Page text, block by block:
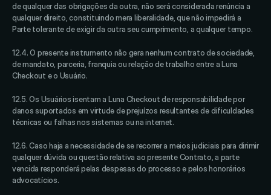
de qualquer das obrigações da outra, não será considerada renúncia a
qualquer direito, constituindo mera liberalidade, que não impedirá a
Parte tolerante de exigir da outra seu cumprimento, a qualquer tempo.
12.4. O presente instrumento não gera nenhum contrato de sociedade,
de mandato, parceria, franquia ou relação de trabalho entre a Luna
Checkout e o Usuário.
12.5. Os Usuários isentam a Luna Checkout de responsabilidade por
danos suportados em virtude de prejuízos resultantes de dificuldades
técnicas ou falhas nos sistemas ou na internet.
12.6. Caso haja a necessidade de se recorrer a meios judiciais para dirimir
qualquer dúvida ou questão relativa ao presente Contrato, a parte
vencida responderá pelas despesas do processo e pelos honorários
advocatícios.